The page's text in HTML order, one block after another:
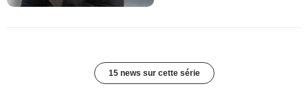
15 news sur cette série